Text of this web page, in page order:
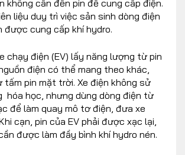
không cần đến pin để cung cấp điện.
liệu duy trì việc sản sinh dòng điện
được cung cấp khí hydro.
chạy điện (EV) lấy năng lượng từ pin
điện có thể mang theo khác,
tấm pin mặt trời. Xe điện không sử
hóa học, nhưng dùng dòng điện từ
để làm quay mô tơ điện, đưa xe
cạn, pin của EV phải được xạc lại,
được làm đầy bình khí hydro nén.